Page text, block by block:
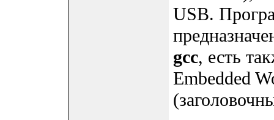
USB.
gcc, есть
Embedded